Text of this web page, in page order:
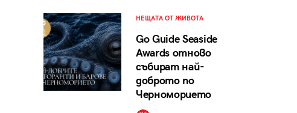
НЕЩАТА ОТ ЖИВОТА
Go Guide Seaside
Awards отново
събират най-
доброто по
Черноморието